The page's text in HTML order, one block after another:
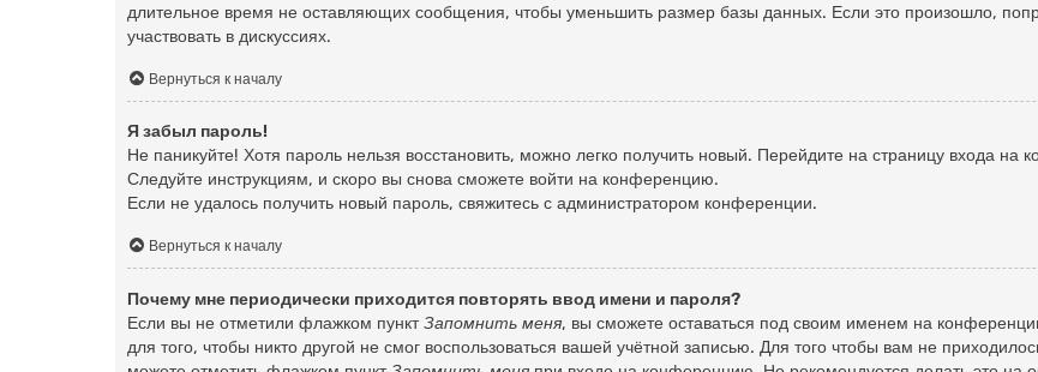
длительное время не оставляющих сообщения, чтобы уменьшить размер базы данных. Если это произошло,
участвовать в дискуссиях.
Вернуться к началу
Я забыл пароль!
Не паникуйте! Хотя пароль нельзя восстановить, можно легко получить новый. Перейдите на страницу входа
Следуйте инструкциям, и скоро вы снова сможете войти на конференцию.
Если не удалось получить новый пароль, свяжитесь с администратором конференции.
Вернуться к началу
Почему мне периодически приходится повторять ввод имени и пароля?
Если вы не отметили флажком пунктЗапомнить меня, вы сможете оставаться под своим именем на
для того, чтобы никто другой не смог воспользоваться вашей учётной записью. Для того чтобы вам не